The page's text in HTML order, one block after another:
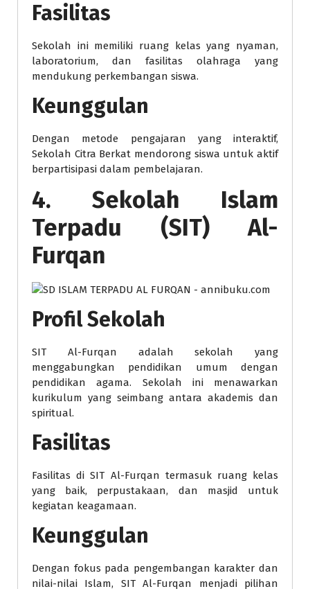
Fasilitas
Sekolah ini memiliki ruang kelas yang nyaman,
laboratorium, dan fasilitas olahraga yang
mendukung perkembangan siswa.
Keunggulan
Dengan metode pengajaran yang interaktif,
Sekolah Citra Berkat mendorong siswa untuk aktif
berpartisipasi dalam pembelajaran.
4. Sekolah Islam
Terpadu (SIT) Al-
Furqan
Profil Sekolah
SIT Al-Furqan adalah sekolah yang
menggabungkan pendidikan umum dengan
pendidikan agama. Sekolah ini menawarkan
kurikulum yang seimbang antara akademis dan
spiritual.
Fasilitas
Fasilitas di SIT Al-Furqan termasuk ruang kelas
yang baik, perpustakaan, dan masjid untuk
kegiatan keagamaan.
Keunggulan
Dengan fokus pada pengembangan karakter dan
nilai-nilai Islam, SIT Al-Furqan menjadi pilihan